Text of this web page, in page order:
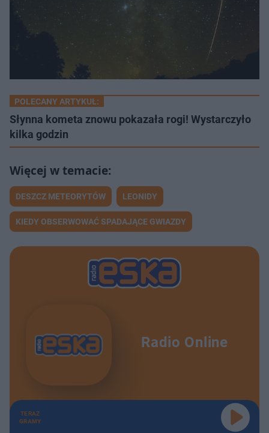
POLECANY ARTYKUŁ:
Słynna kometa znowu pokazała rogi! Wystarczyło
kilka godzin
DESZCZ METEORYTÓW LEONIDY
KIEDY OBSERWOWAĆ SPADAJĄCE GWIAZDY
Radio Online
TERAZ
GRAMY